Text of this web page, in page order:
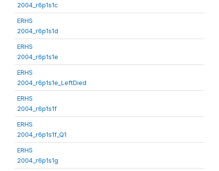
2004_r6p1s1c
ERHS
2004_r6p1s1d
ERHS
2004_r6p1s1e
ERHS
2004_r6p1s1e_LeftDied
ERHS
2004_r6p1s1f
ERHS
2004_r6p1s1f_Q1
ERHS
2004_r6p1s1g